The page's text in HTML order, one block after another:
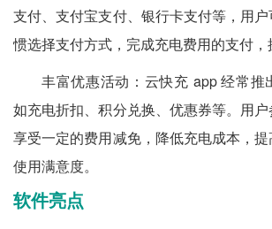
支付、支付宝支付、银行卡支付等，用
惯选择支付方式，完成充电费用的支付，
丰富优惠活动：云快充 app 经常推
如充电折扣、积分兑换、优惠券等。用
享受一定的费用减免，降低充电成本，
使用满意度。
软件亮点